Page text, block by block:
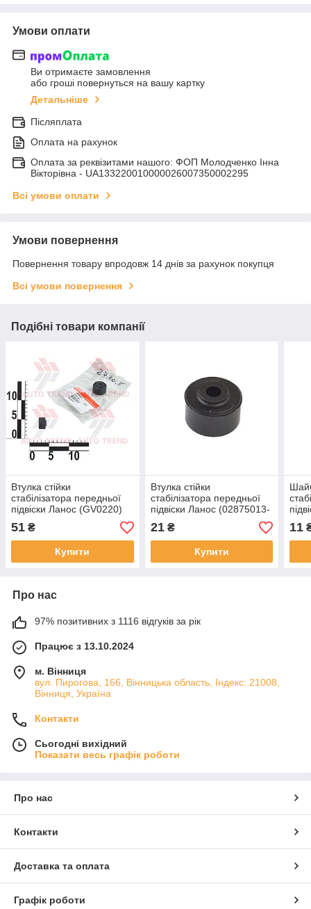
Умови оплати
Ви отримаєте замовлення
або гроші повернуться на вашу картку
Детальніше
Післяплата
Оплата на рахунок
Оплата за реквізитами нашого: ФОП Молодченко Інна
Вікторівна - UA133220010000026007350002295
Всі умови оплати
Умови повернення
Повернення товару впродовж 14 днів за рахунок покупця
Всі умови повернення
Подібні товари компанії
Втулка стійки
стабілізатора передньої
підвіски Ланос (GV0220)
51 ₴
Купити
Втулка стійки
стабілізатора передньої
підвіски Ланос (02875013-
OEM)
21₴
Купити
11
Про нас
97% позитивних з 1116 відгуків за рік
Працює з 13.10.2024
м. Вінниця
вул. Пирогова, 166, Вінницька область, Індекс: 21008,
Вінниця, Україна
Контакти
Сьогодні вихідний
Показати весь графік роботи
Про нас
Контакти
Доставка та оплата
Графік роботи